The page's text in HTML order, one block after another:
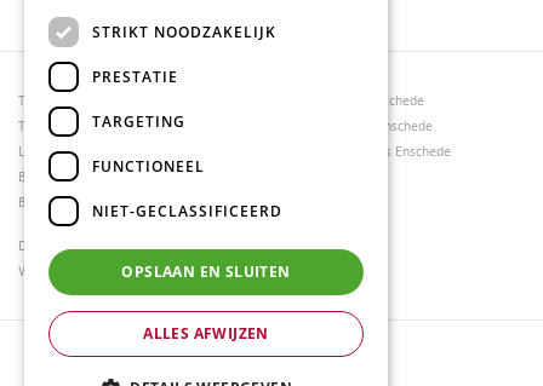
Tuincentrum Borghuis
Tuinmeubels
Loungesets
Bloemen
Barbecues
Tuinmeubels Enschede
Tuinmeubelen Enschede
Woonaccessoires Enschede
Dierenwinkel Enschede
Weber bbq kopen Hengelo
© Tuincentrum Borghuis
Green Solutions
STRIKT NOODZAKELIJK
PRESTATIE
TARGETING
FUNCTIONEEL
NIET-GECLASSIFICEERD
OPSLAAN EN SLUITEN
ALLES AFWIJZEN